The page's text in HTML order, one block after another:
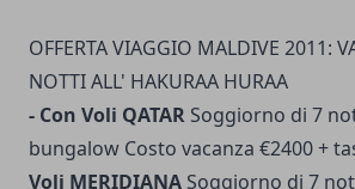
OFFERTA VIAGGIO MALDIVE 2011:
NOTTI ALL' HAKURAA HURAA
- Con Voli QATAR Soggiorno di 7
bungalow Costo vacanza €2400 +
Voli MERIDIANA Soggiorno di 7